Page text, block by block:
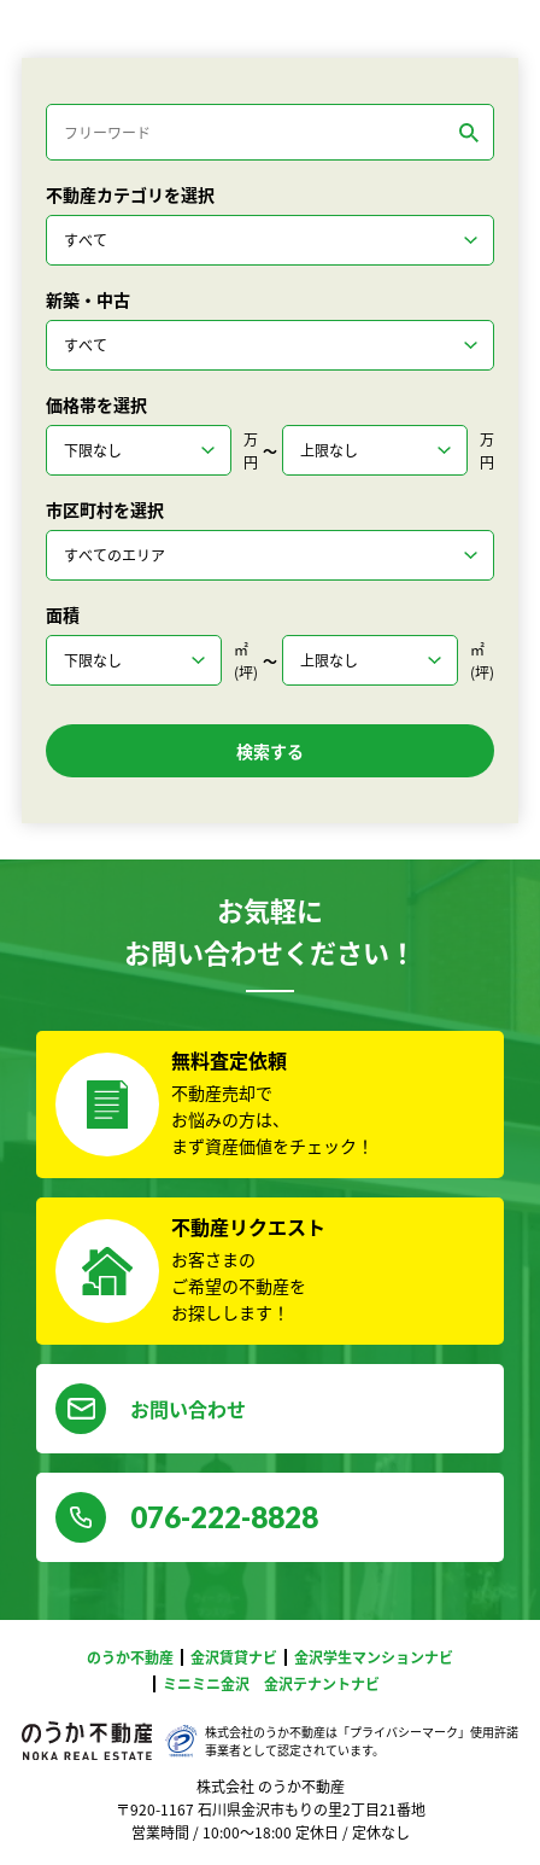
不動産カテゴリを選択
新築・中古
価格帯を選択
万
円
〜
万
円
市区町村を選択
面積
㎡
(坪)
〜
㎡
(坪)
お気軽に
お問い合わせください！
無料査定依頼
不動産売却で
お悩みの方は、
まず資産価値をチェック！
不動産リクエスト
お客さまの
ご希望の不動産を
お探しします！
お問い合わせ
076-222-8828
のうか不動産 金沢賃貸ナビ
金沢学生マンションナビ
ミニミニ金沢
金沢テナントナビ
株式会社のうか不動産は「プライバシーマーク」 使用許諾
事業者として認定されています。
株式会社 のうか不動産
〒920-1167 石川県金沢市もりの里2丁目21番地
営業時間 / 10:00〜18:00 定休日 / 定休なし